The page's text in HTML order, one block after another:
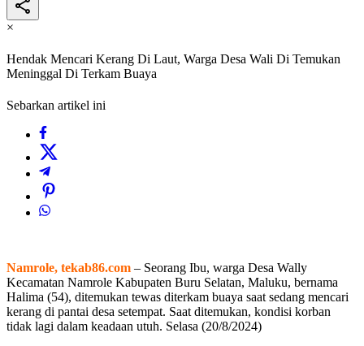
×
Hendak Mencari Kerang Di Laut, Warga Desa Wali Di Temukan
Meninggal Di Terkam Buaya
Sebarkan artikel ini
Namrole, tekab86.com – Seorang Ibu, warga Desa Wally
Kecamatan Namrole Kabupaten Buru Selatan, Maluku, bernama
Halima (54), ditemukan tewas diterkam buaya saat sedang mencari
kerang di pantai desa setempat. Saat ditemukan, kondisi korban
tidak lagi dalam keadaan utuh. Selasa (20/8/2024)